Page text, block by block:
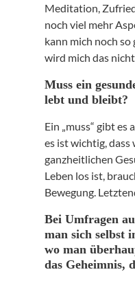
Meditation,
noch viel mehr
kann mich noch
wird mich das
Muss ein
lebt und bleibt?
Ein „muss“ gibt
es ist wichtig, dass
ganzheitlichen
Leben los ist,
Bewegung.
Bei Umfragen
man sich selbst
wo man
das Geheimnis,